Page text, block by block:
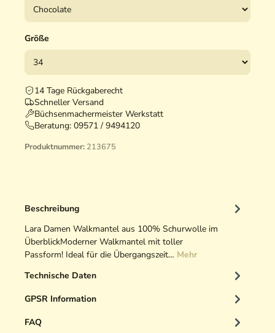
Größe
14 Tage Rückgaberecht
Schneller Versand
Büchsenmachermeister Werkstatt
Beratung: 09571 / 9494120
Produktnummer: 213675
Beschreibung
Lara Damen Walkmantel aus 100% Schurwolle im
ÜberblickModerner Walkmantel mit toller
Passform! Ideal für die Übergangszeit… Mehr
Technische Daten
GPSR Information
FAQ